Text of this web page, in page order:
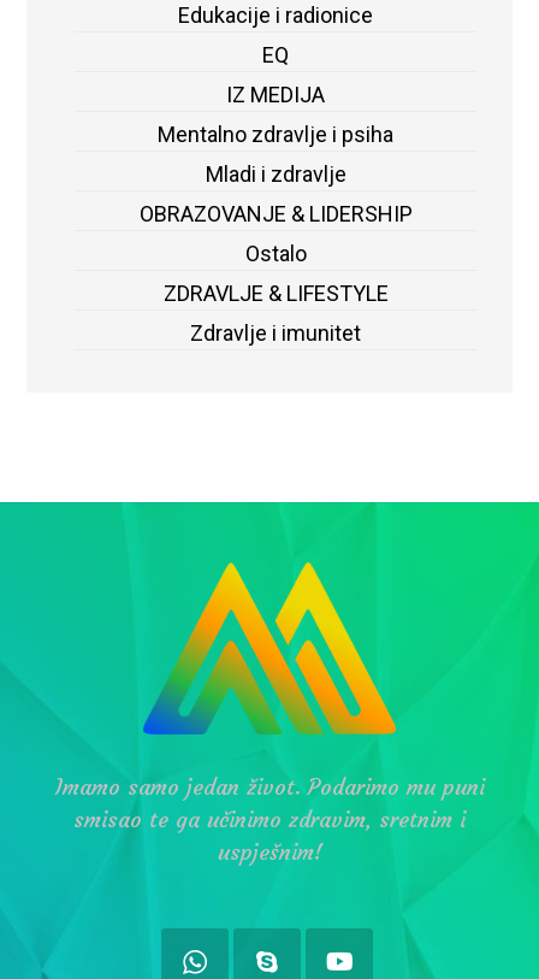
Edukacije i radionice
EQ
IZ MEDIJA
Mentalno zdravlje i psiha
Mladi i zdravlje
OBRAZOVANJE & LIDERSHIP
Ostalo
ZDRAVLJE & LIFESTYLE
Zdravlje i imunitet
Imamo samo jedan život. Podarimo mu puni
smisao te ga učinimo zdravim, sretnim i
uspješnim!